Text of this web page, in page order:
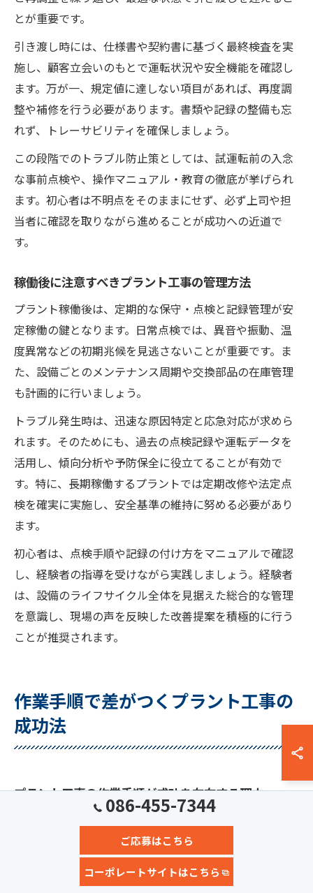
とが重要です。
引き渡し時には、仕様書や契約書に基づく最終検査を実
施し、顧客立会いのもとで運転状況や安全機能を確認し
ます。万が一、規定値に達しない項目があれば、再度調
整や補修を行う必要があります。書類や記録の整備も忘
れず、トレーサビリティを確保しましょう。
この段階でのトラブル防止策としては、試運転前の入念
な事前点検や、操作マニュアル・教育の徹底が挙げられ
ます。初心者は不明点をそのままにせず、必ず上司や担
当者に確認を取りながら進めることが成功への近道で
す。
稼働後に注意すべきプラント工事の管理方法
プラント稼働後は、定期的な保守・点検と記録管理が安
定稼働の鍵となります。日常点検では、異音や振動、温
度異常などの初期兆候を見逃さないことが重要です。ま
た、設備ごとのメンテナンス周期や交換部品の在庫管理
も計画的に行いましょう。
トラブル発生時は、迅速な原因特定と応急対応が求めら
れます。そのためにも、過去の点検記録や運転データを
活用し、傾向分析や予防保全に役立てることが有効で
す。特に、長期稼働するプラントでは定期改修や法定点
検を確実に実施し、安全基準の維持に努める必要があり
ます。
初心者は、点検手順や記録の付け方をマニュアルで確認
し、経験者の指導を受けながら実践しましょう。経験者
は、設備のライフサイクル全体を見据えた総合的な管理
を意識し、現場の声を反映した改善提案を積極的に行う
ことが推奨されます。
作業手順で差がつくプラント工事の
成功法
プラント工事の作業手順が成功を左右する理由
手順を正確に把握し計画的に進めることが成功の鍵とな
ります。作業手順に沿った進行ができない場合、工期の
遅延や品質の低下、さらには安全事故の発生リスクも高
086-455-7344
ご応募はこちら
コーポレートサイトはこちら